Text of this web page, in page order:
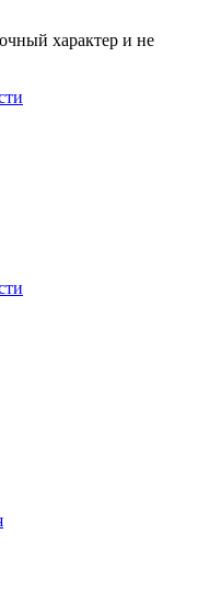
характер и не